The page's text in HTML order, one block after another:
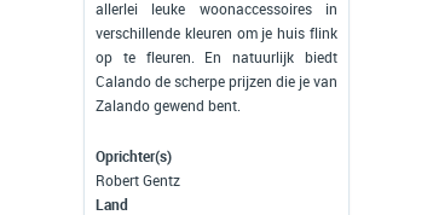
allerlei leuke woonaccessoires in
verschillende kleuren om je huis flink
op te fleuren. En natuurlijk biedt
Calando de scherpe prijzen die je van
Zalando gewend bent.
Oprichter(s)
Robert Gentz
Land